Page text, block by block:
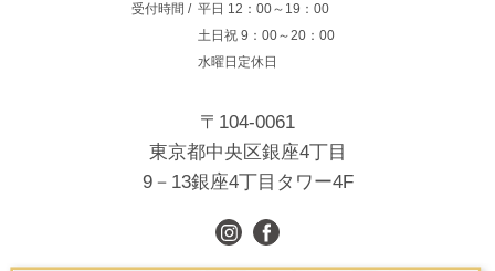
受付時間 平日 12：00～19：00
土日祝 9：00～20：00
水曜日定休日
〒104-0061
東京都中央区銀座4丁目
9－13銀座4丁目タワー4F